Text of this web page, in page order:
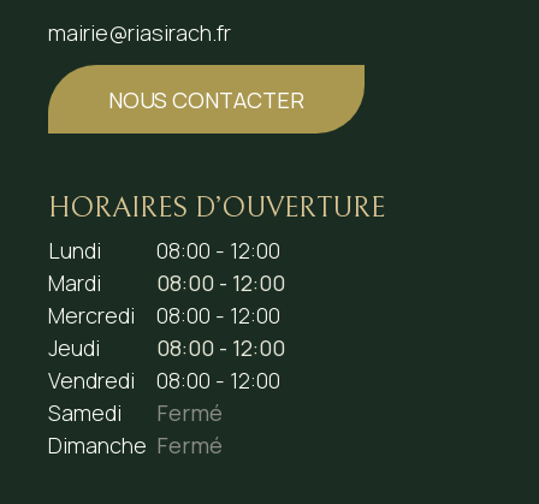
mairie@riasirach.fr
NOUS CONTACTER
HORAIRES D’OUVERTURE
Lundi
08:00 - 12:00
Mardi
08:00 - 12:00
Mercredi
08:00 - 12:00
Jeudi
08:00 - 12:00
Vendredi
08:00 - 12:00
Samedi
Fermé
Dimanche Fermé